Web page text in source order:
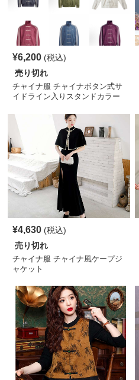
¥6,200 (税込)
売り切れ
チャイナ服 チャイナボタン式サ
イドライン入りスタンドカラー
¥4,630 (税込)
売り切れ
チャイナ服 チャイナ風ケープジ
ャケット